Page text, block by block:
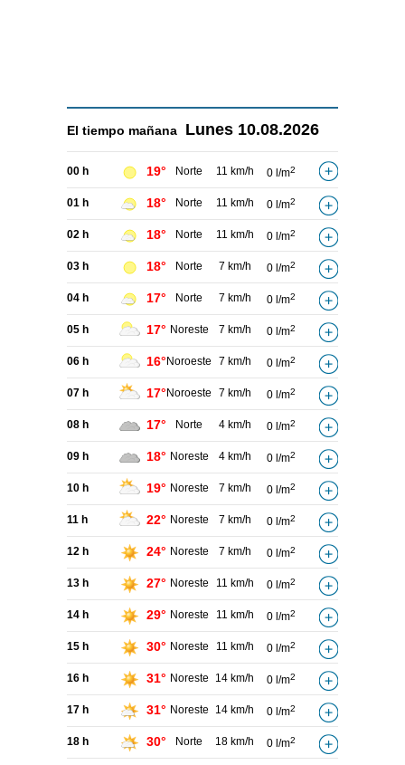
El tiempo mañana Lunes 10.08.2026
00 h 19° Norte 11 km/h 0 l/m2
01 h 18° Norte 11 km/h 0 l/m2
02 h 18° Norte 11 km/h 0 l/m2
03 h 18° Norte 7 km/h 0 l/m2
04 h 17° Norte 7 km/h 0 l/m2
05 h 17° Noreste 7 km/h 0 l/m2
06 h 16° Noroeste 7 km/h 0 l/m2
07 h 17° Noroeste 7 km/h 0 l/m2
08 h 17° Norte 4 km/h 0 l/m2
09 h 18° Noreste 4 km/h 0 l/m2
10 h 19° Noreste 7 km/h 0 l/m2
11 h 22° Noreste 7 km/h 0 l/m2
12 h 24° Noreste 7 km/h 0 l/m2
13 h 27° Noreste 11 km/h 0 l/m2
14 h 29° Noreste 11 km/h 0 l/m2
15 h 30° Noreste 11 km/h 0 l/m2
16 h 31° Noreste 14 km/h 0 l/m2
17 h 31° Noreste 14 km/h 0 l/m2
18 h 30° Norte 18 km/h 0 l/m2